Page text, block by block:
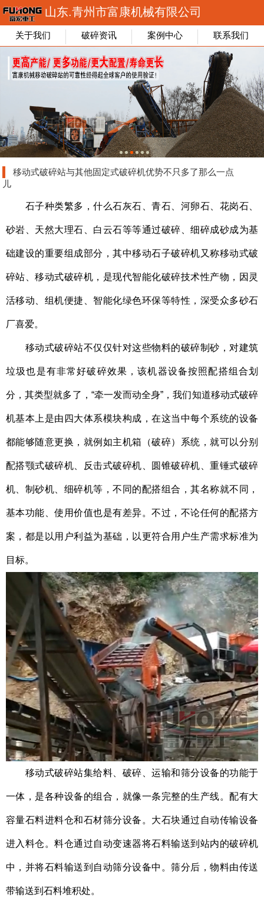
山东.青州市富康机械有限公司
关于我们 破碎资讯 案例中心 联系我们
移动式破碎站与其他固定式破碎机优势不只多了那么一点
儿
石子种类繁多，什么石灰石、青石、河卵石、花岗石、
砂岩、天然大理石、白云石等等通过破碎、细碎成砂成为基
础建设的重要组成部分，其中移动石子破碎机又称移动式破
碎站、移动式破碎机，是现代智能化破碎技术性产物，因灵
活移动、组机便捷、智能化绿色环保等特性，深受众多砂石
厂喜爱。
移动式破碎站不仅仅针对这些物料的破碎制砂， 对建筑
垃圾也是有非常好破碎效果，该机器设备按照配搭组合划
分，其类型就多了，“牵一发而动全身”，我们知道移动式破碎
机基本上是由四大体系模块构成，在这当中每个系统的设备
都能够随意更换，就例如主机箱（破碎）系统，就可以分别
配搭颚式破碎机、反击式破碎机、圆锥破碎机、重锤式破碎
机、制砂机、细碎机等，不同的配搭组合，其名称就不同，
基本功能、使用价值也是有差异。不过，不论任何的配搭方
案，都是以用户利益为基础，以更符合用户生产需求标准为
目标。
移动式破碎站集给料、破碎、运输和筛分设备的功能于
一体，是各种设备的组合，就像一条完整的生产线。配有大
容量石料进料仓和石材筛分设备。大石块通过自动传输设备
进入料仓。料仓通过自动变速器将石料输送到站内的破碎机
中，并将石料输送到自动筛分设备中。筛分后，物料由传送
带输送到石料堆积处。